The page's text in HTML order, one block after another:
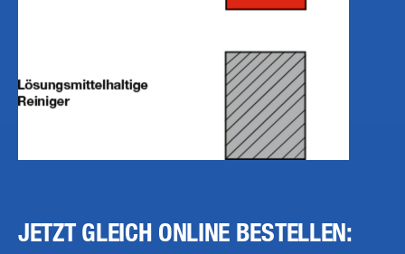
JETZT GLEICH ONLINE BESTELLEN: